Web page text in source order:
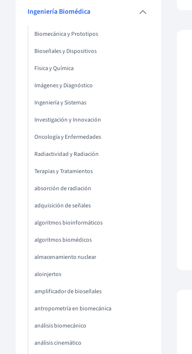
Ingeniería Biomédica
Biomecánica y Prototipos
Bioseñales y Dispositivos
Física y Química
Imágenes y Diagnóstico
Ingeniería y Sistemas
Investigación y Innovación
Oncología y Enfermedades
Radiactividad y Radiación
Terapias y Tratamientos
absorción de radiación
adquisición de señales
algoritmos bioinformáticos
algoritmos biomédicos
almacenamiento nuclear
aloinjertos
amplificador de bioseñales
antropometría en biomecánica
análisis biomecánico
análisis cinemático